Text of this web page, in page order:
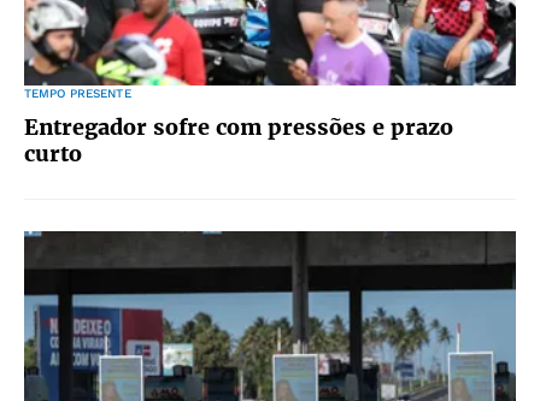
TEMPO PRESENTE
Entregador sofre com pressões e prazo
curto